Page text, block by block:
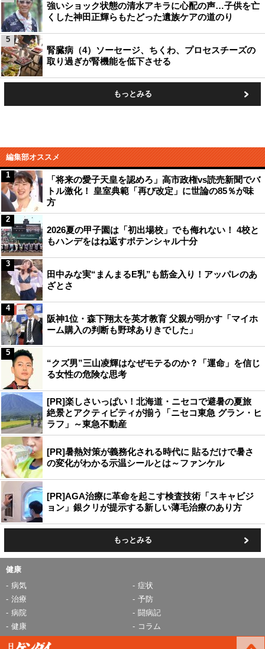
強いショック状態の清水アキラに心配の声…子供を亡
くした神田正輝らもたどった遺族ケアの道のり
腎臓病（4）ソーセージ、ちくわ、プロセスチーズの
取り過ぎが腎機能を低下させる
5
もっとみる
編集部オススメ
「将来の愛子天皇を認めろ」高市政権vs読売新聞でバ
トル激化！ 皇室典範「再び改定」に世論の85％が味
方
1
2026夏の甲子園は「初出場校」でも侮れない！ 4校と
もハンデをはね返すポテンシャル十分
2
田中みな実“まんまるE乳”も筋金入り！アッパレのあ
ざとさ
3
阪神1位・森下翔太を英才教育 父親が明かす「マイホ
ーム購入の判断も野球ありきでした」
4
“クズ男”三山凌輝はなぜモテるのか？「運命」を信じ
る女性の危険な思考
5
[PR]楽しさいっぱい！北海道・ニセコで避暑の夏旅
絶景とアクティビティが揃う「ニセコ東急 グラン・ヒ
ラフ」～東急不動産
[PR]暑熱対策が義務化される時代に 貼るだけで暑さ
の変化がわかる示温シールとは～ファンケル
[PR]AGA治療に革命を起こす検査技術「スキャビジ
ョン」銀クリが提示する新しい薄毛治療のあり方
もっとみる
健康
病気
症状
治療
予防
病院
闘病記
健康
コラム